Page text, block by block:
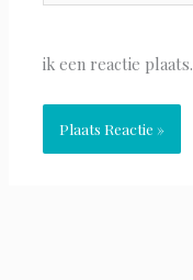
ik een reactie plaats.